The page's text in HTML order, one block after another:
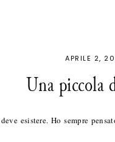
APRILE 2,
Una piccola
esistere. Ho sempre